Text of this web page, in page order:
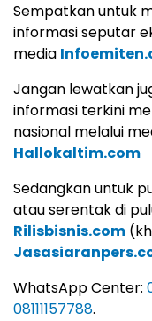
Sempatkan untuk
informasi seputar
media
Jangan lewatkan
informasi terkini
nasional melalui
Hallokaltim.com
Sedangkan untuk
atau serentak di
Rilisbisnis.com
WhatsApp Center:
08111157788.